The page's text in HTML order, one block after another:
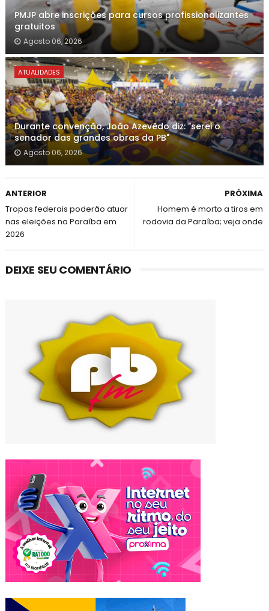
PMJP abre inscrições para cursos profissionalizantes
gratuitos
Agosto 06, 2026
ATUALIDADES
Durante convenção, João Azevêdo diz: "serei o
senador das grandes obras da PB"
Agosto 06, 2026
PRÓXIMA
Homem é morto a tiros em
rodovia da Paraíba; veja onde
ANTERIOR
Tropas federais poderão atuar
nas eleições na Paraíba em
2026
DEIXE SEU COMENTÁRIO